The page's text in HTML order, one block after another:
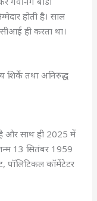
होती है। साल
ही करता था।
शिर्के तथा अनिरुद्ध
और साथ ही 2025 में
13 सितंबर 1959
पॉलिटिकल कॉमेंटेटर